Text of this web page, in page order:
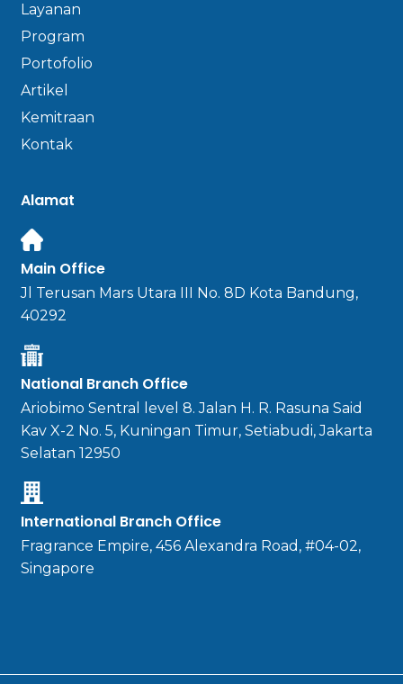
Layanan
Program
Portofolio
Artikel
Kemitraan
Kontak
Alamat
Main Office
Jl Terusan Mars Utara III No. 8D Kota Bandung,
40292
National Branch Office
Ariobimo Sentral level 8. Jalan H. R. Rasuna Said
Kav X-2 No. 5, Kuningan Timur, Setiabudi, Jakarta
Selatan 12950
International Branch Office
Fragrance Empire, 456 Alexandra Road, #04-02,
Singapore